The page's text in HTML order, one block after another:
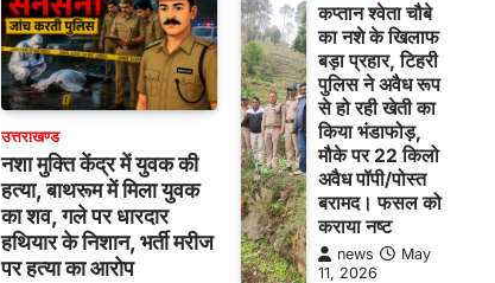
उत्तराखण्ड
नशा मुक्ति केंद्र में युवक की
हत्या, बाथरूम में मिला युवक
का शव, गले पर धारदार
हथियार के निशान, भर्ती मरीज
पर हत्या का आरोप
कप्तान श्वेता चौबे
का नशे के खिलाफ
बड़ा प्रहार, टिहरी
पुलिस ने अवैध रूप
से हो रही खेती का
किया भंडाफोड़,
मौके पर 22 किलो
अवैध पॉपी/पोस्त
बरामद। फसल को
कराया नष्ट
news
May
11, 2026